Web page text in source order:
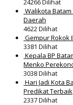
24266 Dilihat
Walikota
Daerah
4622 Dilihat
Gempur Rokok
3381 Dilihat
Kepala BP
Menko
3038 Dilihat
Hari Jadi Kota
Predikat Terbaik
2337 Dilihat